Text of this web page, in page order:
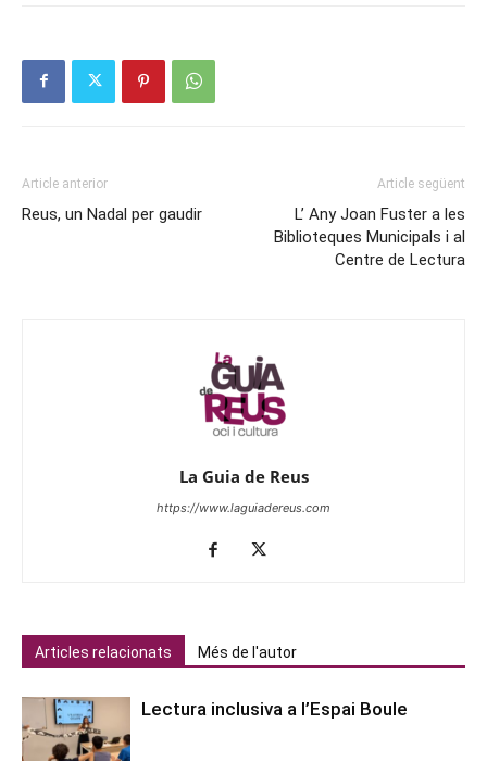
Article anterior
Reus, un Nadal per gaudir
Article següent
L’ Any Joan Fuster a les
Biblioteques Municipals i al
Centre de Lectura
La Guia de Reus
https://www.laguiadereus.com
Articles relacionats Més de l'autor
Lectura inclusiva a l’Espai Boule